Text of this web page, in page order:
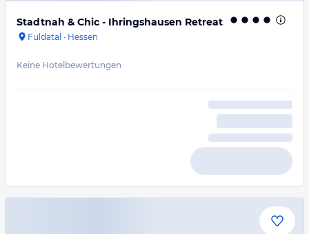
Stadtnah & Chic - Ihringshausen Retreat
Fuldatal · Hessen
Keine Hotelbewertungen